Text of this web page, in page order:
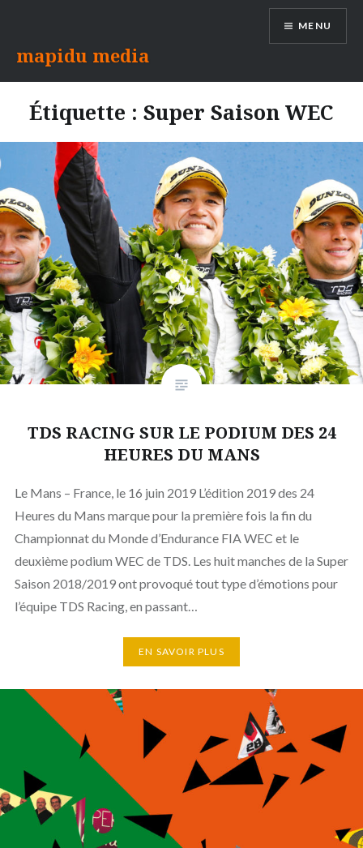
contenu
mapidu media
MENU
Étiquette : Super Saison WEC
TDS RACING SUR LE PODIUM DES 24
HEURES DU MANS
Le Mans – France, le 16 juin 2019 L’édition 2019 des 24
Heures du Mans marque pour la première fois la fin du
Championnat du Monde d’Endurance FIA WEC et le
deuxième podium WEC de TDS. Les huit manches de la Super
Saison 2018/2019 ont provoqué tout type d’émotions pour
l’équipe TDS Racing, en passant…
EN SAVOIR PLUS